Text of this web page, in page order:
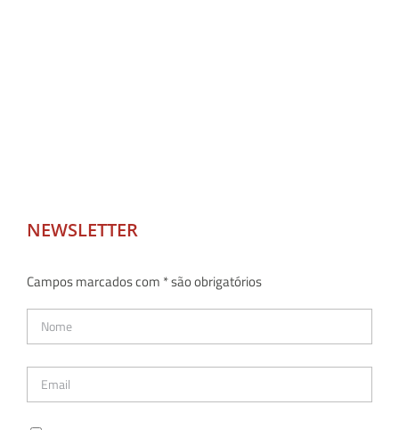
NEWSLETTER
Campos marcados com * são obrigatórios